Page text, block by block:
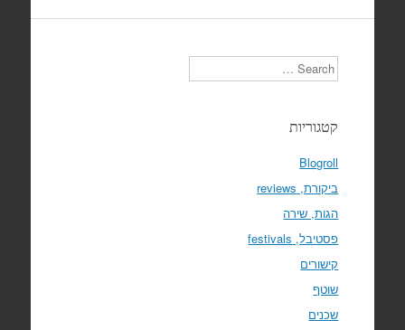
Search
קטגוריות
Blogroll
ביקורת, reviews
הגות, שירה
פסטיבל, festivals
קישורים
שוטף
שכנים